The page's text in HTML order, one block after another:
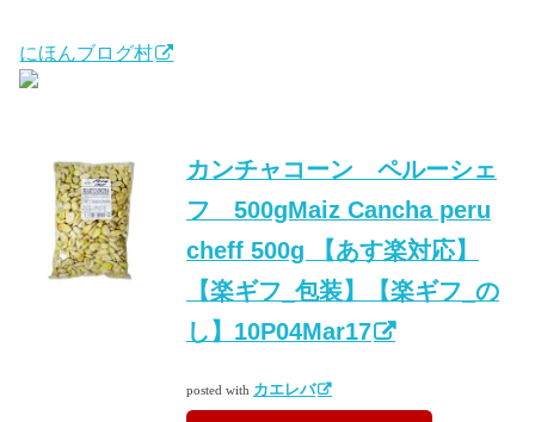
にほんブログ村
カンチャコーン ペルーシェ
フ 500gMaiz Cancha peru
cheff 500g 【あす楽対応】
【楽ギフ_包装】【楽ギフ_の
し】10P04Mar17
posted with カエレバ